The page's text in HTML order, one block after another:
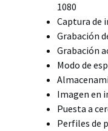
1080
Captura de
Grabación
Grabación
Modo de
Imagen en
Puesta a
Perfiles de